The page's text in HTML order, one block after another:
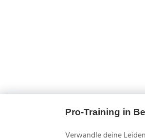
Pro-Training in